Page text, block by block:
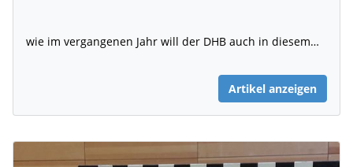
wie im vergangenen Jahr will der DHB auch in diesem…
Artikel anzeigen